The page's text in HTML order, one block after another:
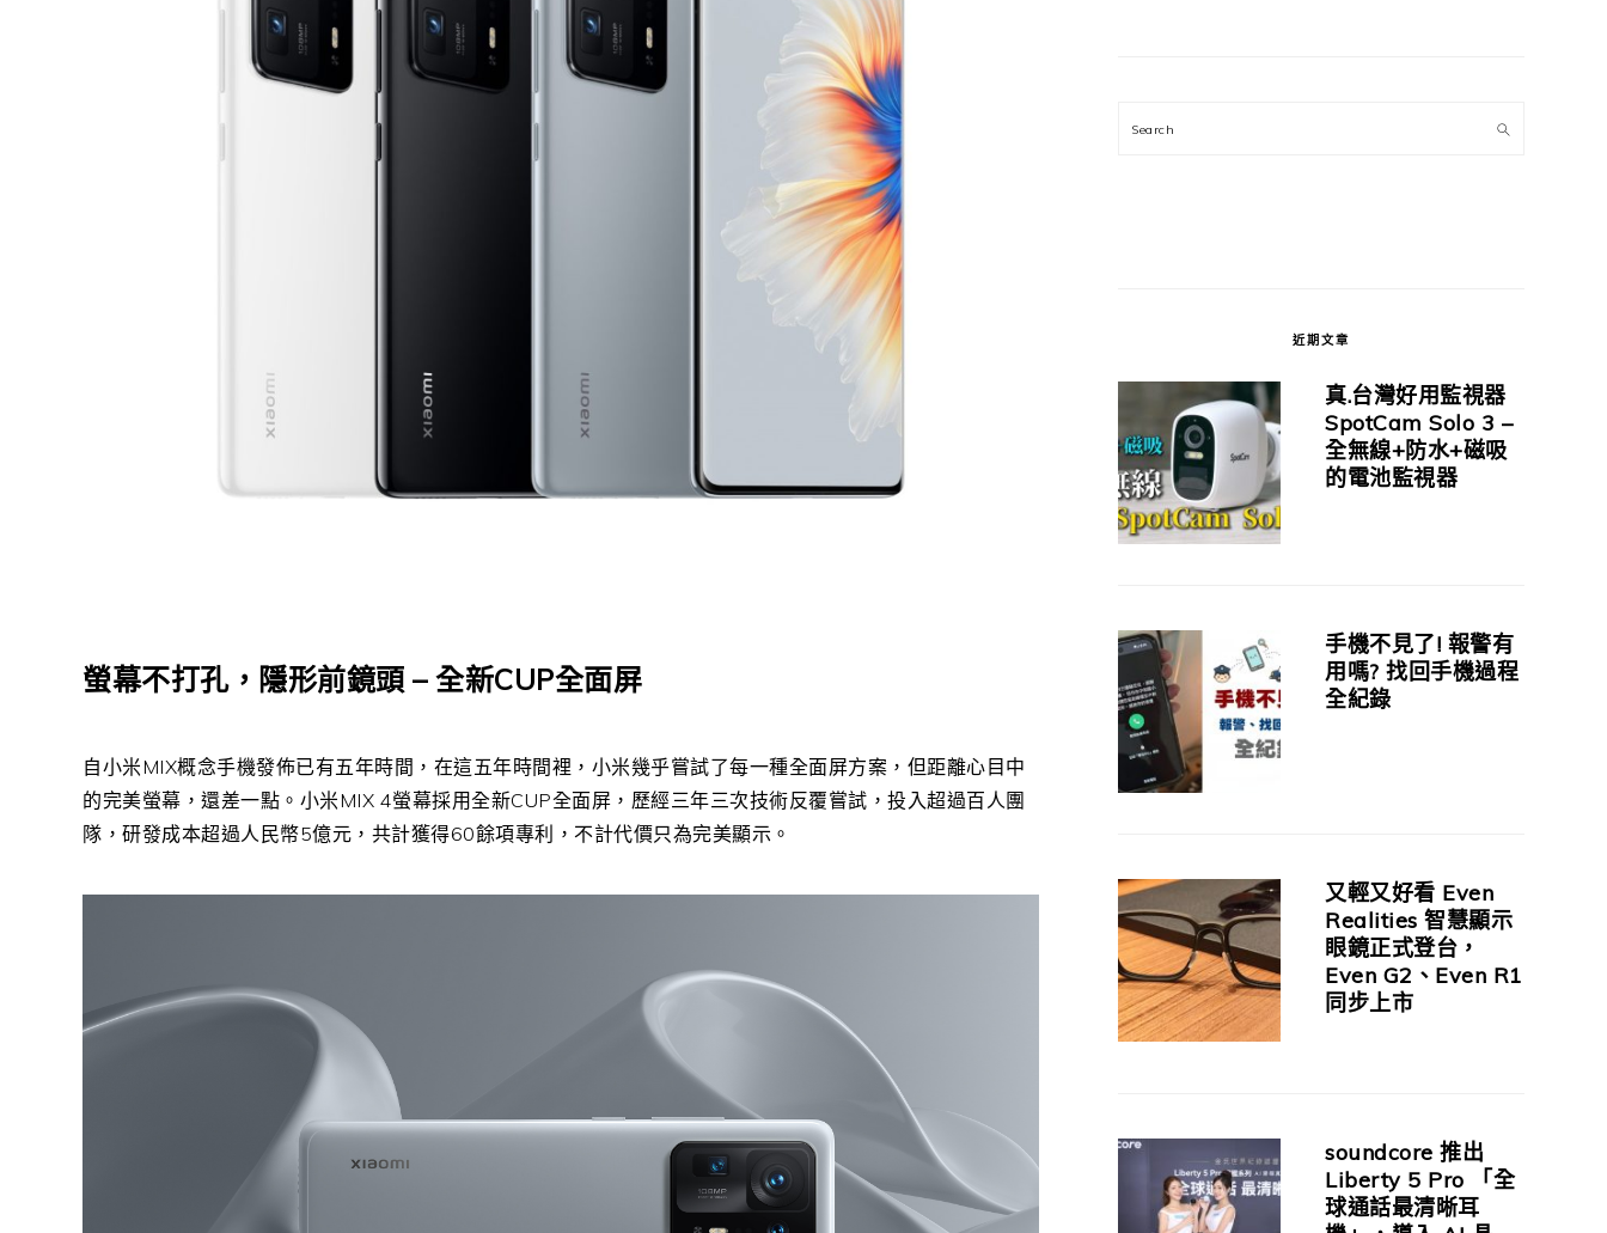
螢幕不打孔，隱形前鏡頭 – 全新CUP全面屏
自小米MIX概念手機發佈已有五年時間，在這五年時間裡，小米幾乎嘗試了每一種全面屏方案，但距離心目中
的完美螢幕，還差一點。小米MIX 4螢幕採用全新CUP全面屏，歷經三年三次技術反覆嘗試，投入超過百人團
隊，研發成本超過人民幣5億元，共計獲得60餘項專利，不計代價只為完美顯示。
Search
近期文章
真.台灣好用監視器
SpotCam Solo 3 –
全無線+防水+磁吸
的電池監視器
手機不見了! 報警有
用嗎? 找回手機過程
全紀錄
又輕又好看 Even
Realities 智慧顯示
眼鏡正式登台，
Even G2、Even R1
同步上市
soundcore 推出
Liberty 5 Pro 「全
球通話最清晰耳